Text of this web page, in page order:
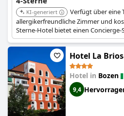
Ausstattung widerspiegelt. Im
für Verbesserungen, insbesondere
Erwartungen eines Vier-Sterne-
Hotel hat Aspekte, die die Marke
KI-generiert
Verfügt über eine
allergikerfreundliche Zimmer und
Sterne-Hotel bietet einen Concierge-
Tourenschalter. Es liegt im Umkreis
Hotel La
Hotel in Bozen
9,4